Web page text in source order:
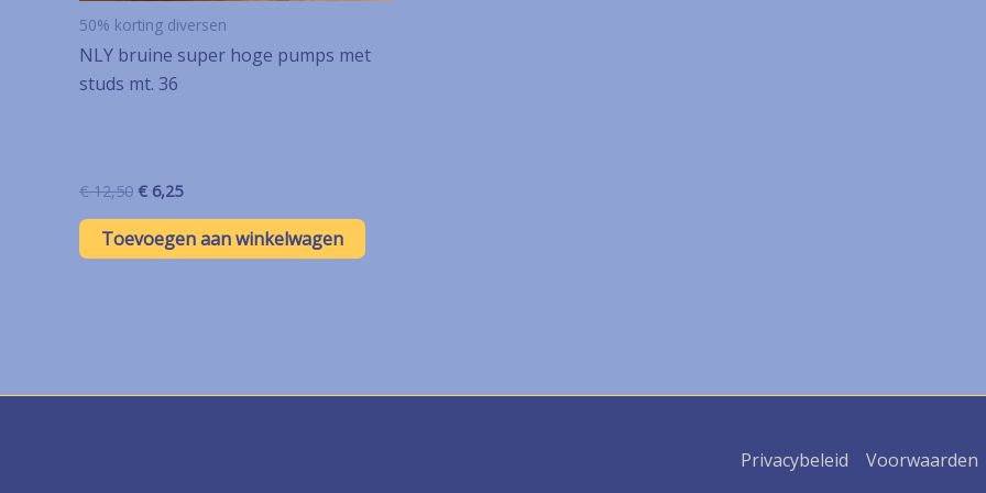
50% korting diversen
NLY bruine super hoge pumps met
studs mt. 36
€12,50 Oorspronkelijke
was:
€ 12,50.
€ 6,25Huidige
is:
€ 6,25.
Toevoegen aan winkelwagen
Privacybeleid Voorwaarden